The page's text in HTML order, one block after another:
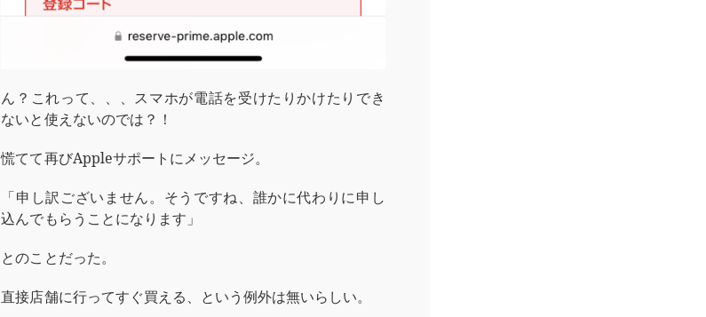
ん？これって、、、スマホが電話を受けたりかけたりでき
ないと使えないのでは？！
慌てて再びAppleサポートにメッセージ。
「申し訳ございません。そうですね、誰かに代わりに申し
込んでもらうことになります」
とのことだった。
直接店舗に行ってすぐ買える、という例外は無いらしい。